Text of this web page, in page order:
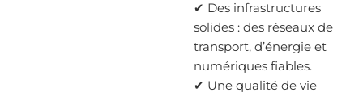
✔ Des infrastructures
solides : des réseaux de
transport, d’énergie et
numériques fiables.
✔ Une qualité de vie